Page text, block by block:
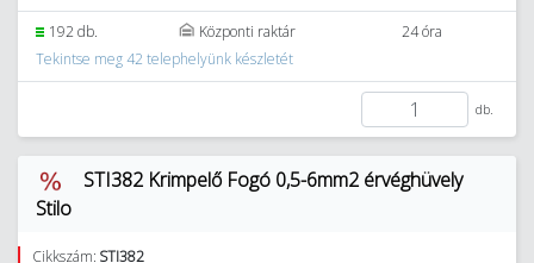
192 db. Központi raktár
24 óra
Tekintse meg 42 telephelyünk készletét
db.
STI382 Krimpelő Fogó 0,5-6mm2 érvéghüvely
Stilo
Cikkszám: STI382